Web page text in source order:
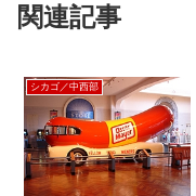
関連記事
シカゴ／中西部